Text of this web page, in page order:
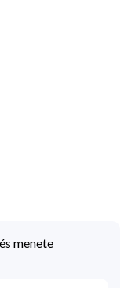
menete